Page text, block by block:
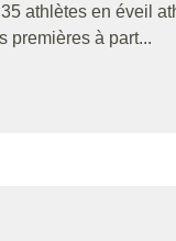
athlètes en éveil
premières à part...